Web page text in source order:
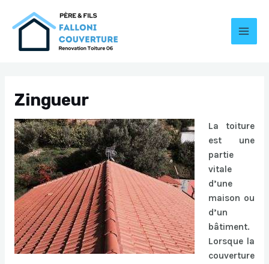
Zingueur
La toiture
est une
partie
vitale
d’une
maison ou
d’un
bâtiment.
Lorsque la
couverture